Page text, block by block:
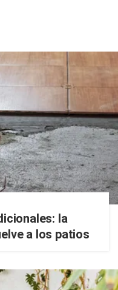
la
a los patios